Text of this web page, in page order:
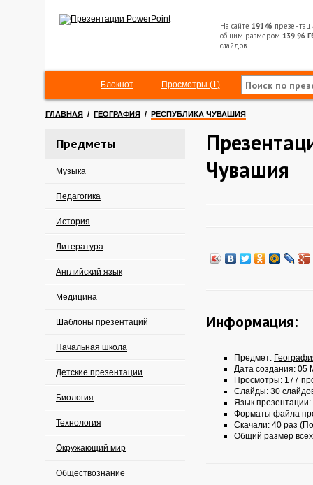
На сайте 19146
общим размером 139.96
слайдов
Блокнот Просмотры (1)
ГЛАВНАЯ / ГЕОГРАФИЯ / РЕСПУБЛИКА ЧУВАШИЯ
Предметы
Музыка
Педагогика
История
Литература
Английский язык
Медицина
Шаблоны презентаций
Начальная школа
Детские презентации
Биология
Технология
Окружающий мир
Обществознание
Чувашия
Информация:
Предмет:
Дата создания: 05
Просмотры: 177
Слайды: 30
Язык презентации:
Форматы файла
Скачали: 40 раз
Общий размер